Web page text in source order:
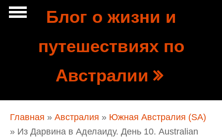
Перейти к основному содержанию
Блог о жизни и
путешествиях по
Австралии
Navigation
Вы здесь
Главная » Австралия » Южная Австралия (SA)
» Из Дарвина в Аделаиду. День 10. Australian